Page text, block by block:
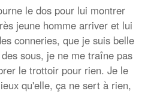
le dos pour lui montrer
jeune homme arriver et lui
conneries, que je suis belle
sous, je ne me traîne pas
le trottoir pour rien. Je le
qu'elle, ça ne sert à rien,